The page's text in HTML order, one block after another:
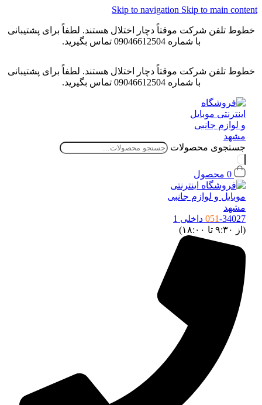
Skip to navigation Skip to main content
خطوط تلفن شرکت موقتاً دچار اختلال هستند. لطفاً برای پشتیبانی
با شماره 09046612504 تماس بگیرید.
خطوط تلفن شرکت موقتاً دچار اختلال هستند. لطفاً برای پشتیبانی
با شماره 09046612504 تماس بگیرید.
جستجوی محصولات
0 محصول
051-34027 داخلی 1
(از ۹:۳۰ تا ۱۸:۰۰)